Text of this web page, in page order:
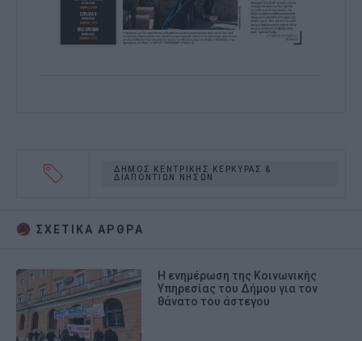
ΔΗΜΟΣ ΚΕΝΤΡΙΚΗΣ ΚΕΡΚΥΡΑΣ &
ΔΙΑΠΟΝΤΙΩΝ ΝΗΣΩΝ
ΣΧΕΤΙΚA AΡΘΡΑ
Η ενημέρωση της Κοινωνικής
Υπηρεσίας του Δήμου για τον
θάνατο του άστεγου